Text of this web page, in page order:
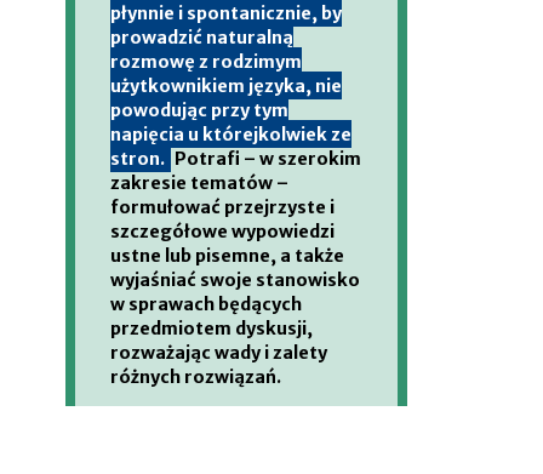
płynnie i spontanicznie, by
prowadzić naturalną
rozmowę z rodzimym
użytkownikiem języka, nie
powodując przy tym
napięcia u którejkolwiek ze
stron. Potrafi – w szerokim
zakresie tematów –
formułować przejrzyste i
szczegółowe wypowiedzi
ustne lub pisemne, a także
wyjaśniać swoje stanowisko
w sprawach będących
przedmiotem dyskusji,
rozważając wady i zalety
różnych rozwiązań.